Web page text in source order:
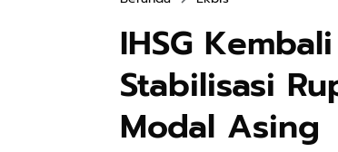
IHSG
Stabilisasi
Modal Asing